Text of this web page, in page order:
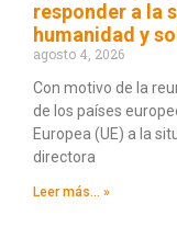
responder a la
humanidad y
agosto 4, 2026
Con motivo de la
de los países
Europea (UE) a la
directora
Leer más... »